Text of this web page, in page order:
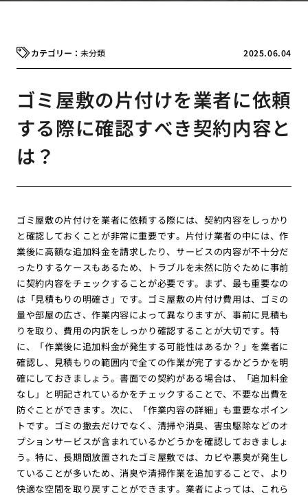
2025.06.04
未分類
ゴミ屋敷の片付けを業者に依頼
する際に確認すべき契約内容と
は？
ゴミ屋敷の片付けを業者に依頼する際には、契約内容をしっかり
と確認しておくことが非常に重要です。片付け業者の中には、作
業後に高額な追加料金を請求したり、サービスの内容が不十分だ
ったりするケースもあるため、トラブルを未然に防ぐために事前
に契約内容をチェックすることが必要です。まず、最も重要なの
は「見積もりの明確さ」です。ゴミ屋敷の片付け費用は、ゴミの
量や部屋の広さ、作業内容によって異なりますが、事前に見積も
りを取り、費用の内訳をしっかり確認することが大切です。特
に、「作業後に追加料金が発生する可能性はあるか？」を業者に
確認し、見積もりの範囲内で全ての作業が完了するかどうかを明
確にしておきましょう。書面での契約がある場合は、「追加料金
なし」と明記されているかをチェックすることで、不要な出費を
防ぐことができます。次に、「作業内容の詳細」も重要なポイン
トです。ゴミの撤去だけでなく、清掃や消臭、害虫駆除などのオ
プションサービスが含まれているかどうかを確認しておきましょ
う。特に、長期間放置されたゴミ屋敷では、カビや悪臭が発生し
ていることが多いため、消臭や清掃作業を追加することで、より
快適な空間を取り戻すことができます。業者によっては、これら